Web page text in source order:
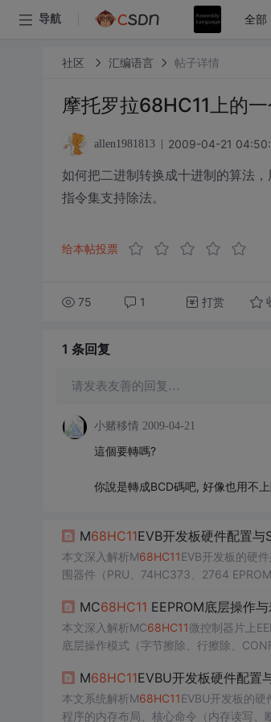
导航 全部
社区 汇编语言 帖子详情
摩托罗拉68HC11上的
allen1981813 2009-04-21
如何把二进制转换成十进制的算法，
指令集支持除法。
给本帖投票
75 1 打赏
1 条回复
请发表友善的回复…
小赌移情 2009-04-21
這個要轉嗎?
你說是轉成BCD碼吧, 好像也用不
M68HC11EVB开发板硬件配置
本文深入解析M68HC11EVB开发板的硬
围器件（PRU、74HC373、2764
MC68HC11 EEPROM底层操作
本文深入解析MC68HC11微控制器片上
底层操作模式（字节擦除、行擦除、
M68HC11EVBU开发板硬件配置
本文系统解析M68HC11EVBU开发板的
程序的内存布局、核心命令（内存读写